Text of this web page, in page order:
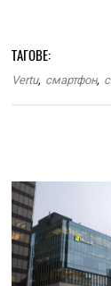
ТАГОВЕ:
Vertu, смартфон,